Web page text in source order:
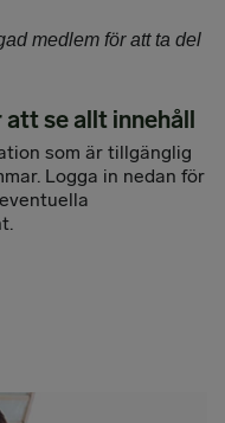
medlem för att ta del
se allt innehåll
som är tillgänglig
Logga in nedan för